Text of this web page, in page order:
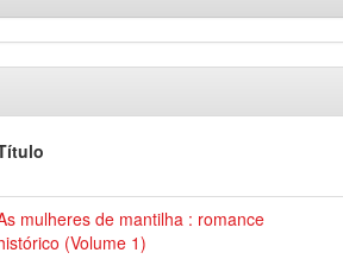
mulheres de mantilha : romance
(Volume 1)